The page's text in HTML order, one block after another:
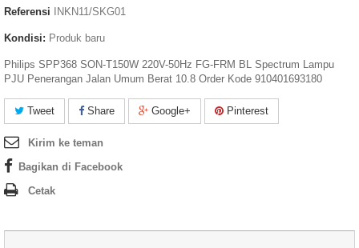
Referensi INKN11/SKG01
Kondisi: Produk baru
Philips SPP368 SON-T150W 220V-50Hz FG-FRM BL Spectrum Lampu
PJU Penerangan Jalan Umum Berat 10.8 Order Kode 910401693180
Tweet Share Google+ Pinterest
Kirim ke teman
Bagikan di Facebook
Cetak